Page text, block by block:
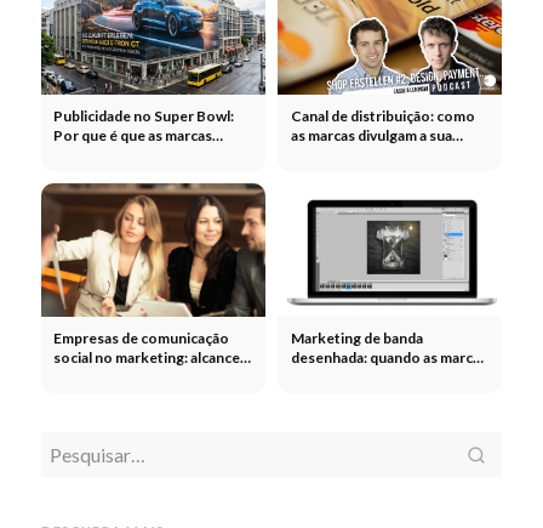
Publicidade no Super Bowl:
Por que é que as marcas
Canal de distribuição: como
as marcas divulgam a sua
Empresas de comunicação
social no marketing: alcance,
Marketing de banda
desenhada: quando as marcas